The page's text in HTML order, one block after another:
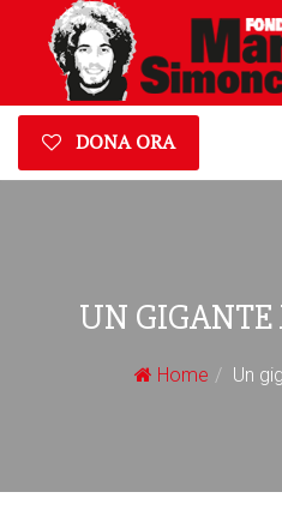
DONA ORA
UN GIGANTE
Home Un